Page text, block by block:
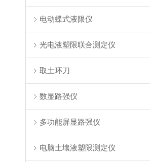
电动蝶式液限仪
光电液塑限联合测定仪
取土环刀
数显路强仪
多功能屏显路强仪
电脑土壤液塑限测定仪